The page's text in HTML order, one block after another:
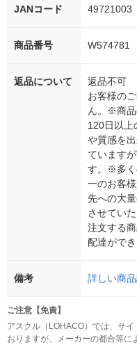
JANコード 49721003
商品番号 W574781
返品について
返品不可
お客様の
ん。※商品
120日以
や質感を
ています
す。※多く
一のお客
先への大
させてい
注文する
配達がで
備考 詳しい商
ご注意【免責】
アスクル（LOHACO）では、サ
おりますが、メーカーの都合等に